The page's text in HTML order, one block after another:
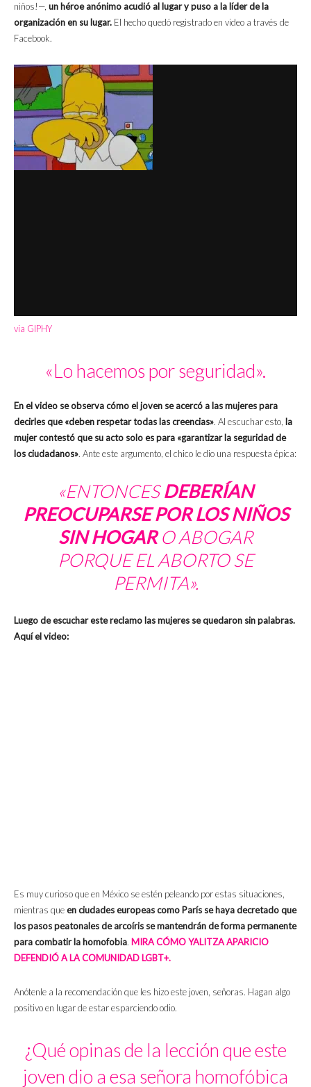
niños!—, un héroe anónimo acudió al lugar y puso a la líder de la
organización en su lugar. El hecho quedó registrado en video a través de
Facebook.
via GIPHY
«Lo hacemos por seguridad».
En el video se observa cómo el joven se acercó a las mujeres para
decirles que «deben respetar todas las creencias». Al escuchar esto, la
mujer contestó que su acto solo es para «garantizar la seguridad de
los ciudadanos». Ante este argumento, el chico le dio una respuesta épica:
«ENTONCESDEBERÍAN
PREOCUPARSE POR LOS NIÑOS
SIN HOGARO ABOGAR
PORQUE EL ABORTO SE
PERMITA».
Luego de escuchar este reclamo las mujeres se quedaron sin palabras.
Aquí el video:
Es muy curioso que en México se estén peleando por estas situaciones,
mientras queen ciudades europeas como París se haya decretado que
los pasos peatonales de arcoíris se mantendrán de forma permanente
para combatir la homofobia. MIRA CÓMO YALITZA APARICIO
DEFENDIÓ A LA COMUNIDAD LGBT+.
Anótenle a la recomendación que les hizo este joven, señoras. Hagan algo
positivo en lugar de estar esparciendo odio.
¿Qué opinas de la lección que este
joven dio a esa señora homofóbica